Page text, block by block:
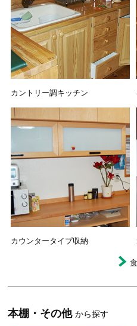
カントリー調キッチン
カウンタータイプ収納
本棚・その他 から探す